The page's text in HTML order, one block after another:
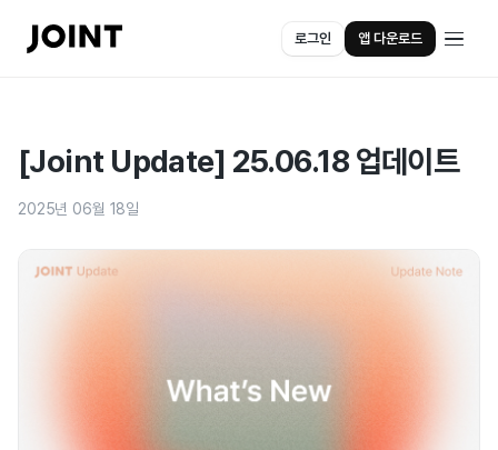
로그인 앱 다운로드
[Joint Update] 25.06.18 업데이트
2025년 06월 18일